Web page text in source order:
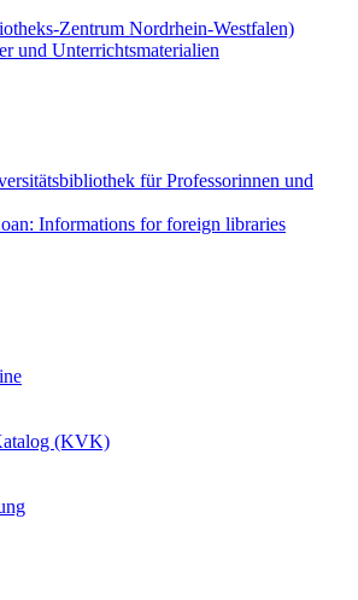
Zentrum Nordrhein-Westfalen)
und Unterrichtsmaterialien
für Professorinnen und
Informations for foreign libraries
(KVK)